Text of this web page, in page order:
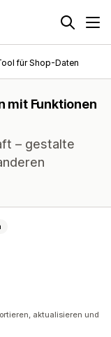
für Shop-Daten
mit Funktionen
– gestalte
aktualisieren und